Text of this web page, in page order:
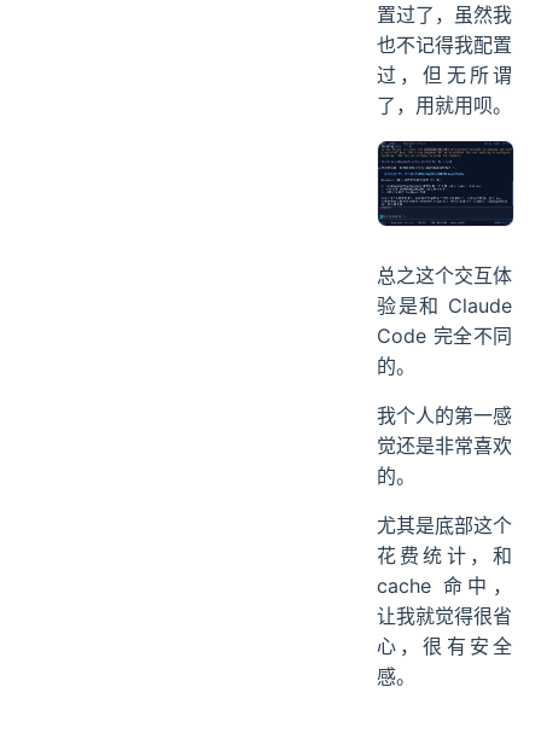
置过了，虽然我
也不记得我配置
过，但无所谓
了，用就用呗。
总之这个交互体
验是和 Claude
Code 完全不同
的。
我个人的第一感
觉还是非常喜欢
的。
尤其是底部这个
花费统计，和
cache 命中，
让我就觉得很省
心，很有安全
感。